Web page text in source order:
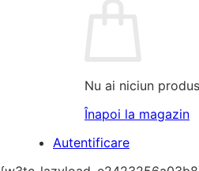
Nu ai niciun
Înapoi la magazin
Autentificare